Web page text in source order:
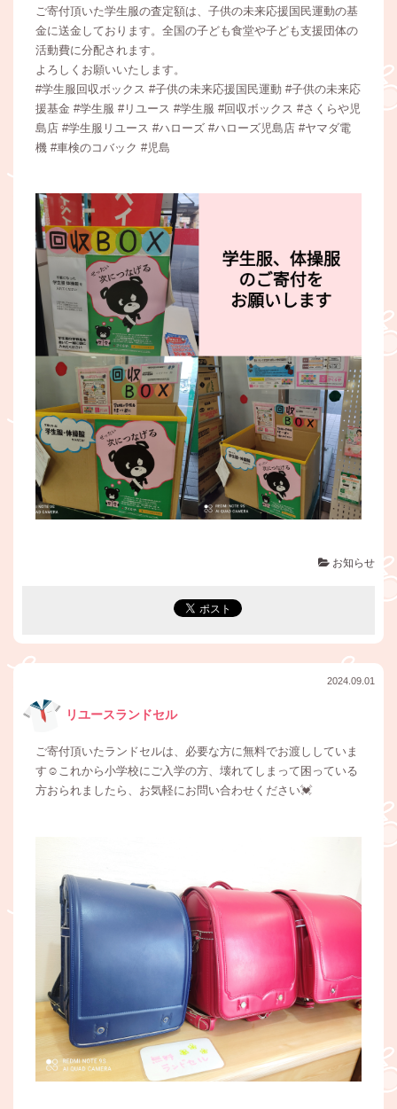
ご寄付頂いた学生服の査定額は、子供の未来応援国民運動の基
金に送金しております。全国の子ども食堂や子ども支援団体の
活動費に分配されます。
よろしくお願いいたします。
#学生服回収ボックス #子供の未来応援国民運動 #子供の未来応
援基金 #学生服 #リユース #学生服 #回収ボックス #さくらや児
島店 #学生服リユース #ハローズ #ハローズ児島店 #ヤマダ電
機 #車検のコバック #児島
お知らせ
2024.09.01
リユースランドセル
ご寄付頂いたランドセルは、必要な方に無料でお渡ししていま
す☺️これから小学校にご入学の方、壊れてしまって困っている
方おられましたら、お気軽にお問い合わせください💓